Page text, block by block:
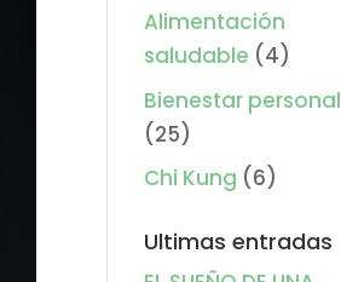
Alimentación
saludable (4)
Bienestar personal
(25)
Chi Kung (6)
Ultimas entradas